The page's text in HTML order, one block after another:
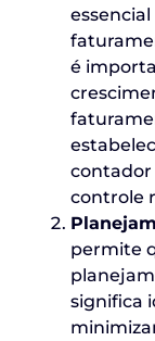
é
controle
permite
significa